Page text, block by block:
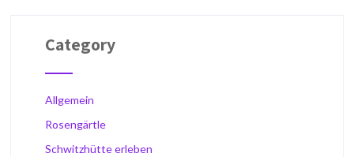
Category
Allgemein
Rosengärtle
Schwitzhütte erleben